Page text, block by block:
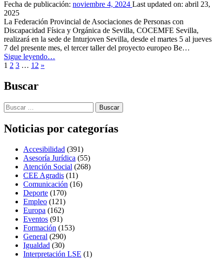
Fecha de publicación: noviembre 4, 2024 Last updated on: abril 23,
2025
La Federación Provincial de Asociaciones de Personas con
Discapacidad Física y Orgánica de Sevilla, COCEMFE Sevilla,
realizará en la sede de Inturjoven Sevilla, desde el martes 5 al jueves
7 del presente mes, el tercer taller del proyecto europeo Be…
Sigue leyendo“COCEMFE
del
proyecto
‘Be
A
Volunteer’”
…
1 2 3 … 12 Next
»
Buscar
Buscar:
Noticias por categorías
Accesibilidad (391)
Asesoría Jurídica (55)
Atención Social (268)
CEE Agradis (11)
Comunicación (16)
Deporte (170)
Empleo (121)
Europa (162)
Eventos (91)
Formación (153)
General (290)
Igualdad (30)
Interpretación LSE (1)